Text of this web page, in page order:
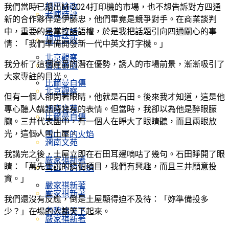
胡平論政
香江寄語
北京觀察
比爾曼自傳
潤南文苑
雪山下的火焰
嚴家祺新著
嚴家祺新著
老魏論天下
老陳時評
胡平論政
香江寄語
北京觀察
比爾曼自傳
潤南文苑
雪山下的火焰
嚴家祺新著
嚴家祺新著
我們當時已退出M-2024打印機的市場，也不想告訴對方四通
新的合作夥伴是伊藤忠，他們畢竟是競爭對手。在商業談判
中，重要的是掌控話語權，於是我把話題引向四通關心的事
情：「我們準備開發新一代中英文打字機。」
我分析了這個產品的潛在優勢，誘人的市場前景，漸漸吸引了
大家專註的目光。
但有一個人卻閉著眼睛，他就是石田。後來我才知道，這是他
專心聽人講話時特有的表情。但當時，我卻以為他是醉眼朦
朧。三井代表團中，有一個人在睜大了眼睛聽，而且兩眼放
光，這個人叫土屋。
我講完之後，土屋立即在石田耳邊嘀咕了幾句。石田睜開了眼
睛：「萬先生說的這個項目，我們有興趣，而且三井願意投
資。」
我們還沒有反應，倒是土屋顯得迫不及待：「妳準備投多
少？」在場的人都笑了起來。